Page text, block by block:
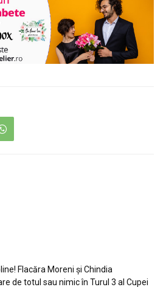
Flacăra Moreni și Chindia
de totul sau nimic în Turul 3 al Cupei